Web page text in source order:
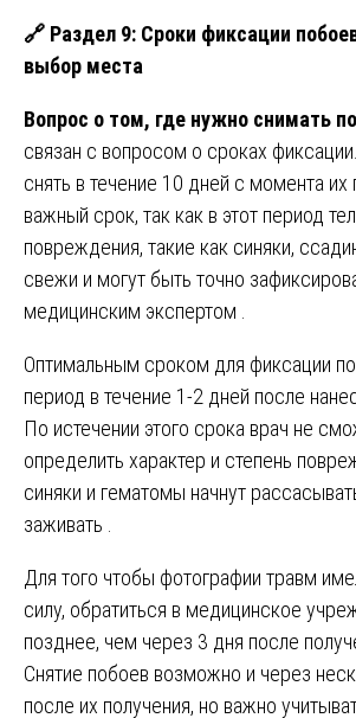
🔗 Раздел 9: Сроки фиксации
выбор места
Вопрос о том, где нужно снимать
связан с вопросом о сроках
снять в течение 10 дней с момента их
важный срок, так как в этот период
повреждения, такие как синяки,
свежи и могут быть точно
медицинским экспертом .
Оптимальным сроком для фиксации
период в течение 1-2 дней после
По истечении этого срока врач не
определить характер и степень
синяки и гематомы начнут
заживать .
Для того чтобы фотографии травм
силу, обратиться в медицинское
позднее, чем через 3 дня после
Снятие побоев возможно и через
после их получения, но важно